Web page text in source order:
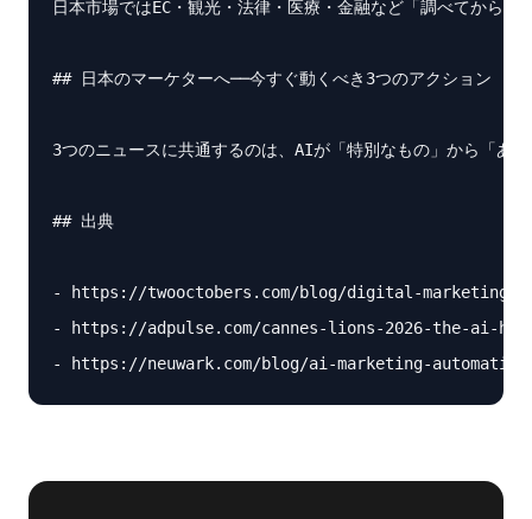
日本市場ではEC・観光・法律・医療・金融など「調べてから
## 日本のマーケターへ──今すぐ動くべき3つのアクション
3つのニュースに共通するのは、AIが「特別なもの」から「あ
## 出典
- https://twooctobers.com/blog/digital-marketing-
- https://adpulse.com/cannes-lions-2026-the-ai-